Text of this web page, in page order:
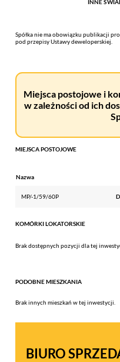
INNE
Spółka nie ma obowiązku publikacji
pod przepisy Ustawy deweloperskiej.
Miejsca postojowe i
w zależności od ich
MIEJSCA POSTOJOWE
Nazwa
MP/-1/59/60P
KOMÓRKI LOKATORSKIE
Brak dostępnych pozycji dla tej
PODOBNE MIESZKANIA
Brak innych mieszkań w tej inwestycji.
BIURO